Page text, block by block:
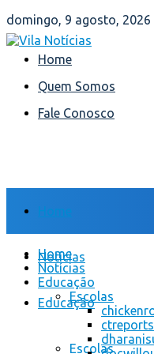
domingo, 9 agosto, 2026
Home
Quem Somos
Fale Conosco
Home
Notícias
Educação
Escolas
Home
Notícias
Educação
Escolas